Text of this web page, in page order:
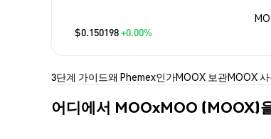
$0.150198+0.00%
3단계 가이드왜 Phemex인가MOOX 보관MOOX
어디에서 MOOxMOO (MOOX)